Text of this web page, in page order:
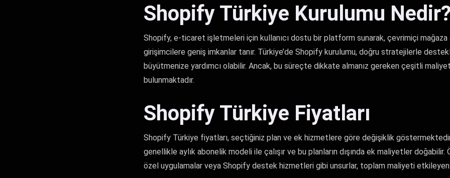
Shopify Türkiye Kurulumu
Shopify, e-ticaret işletmeleri için kullanıcı dostu bir platform sunarak, çevrimiçi
girişimcilere geniş imkanlar tanır. Türkiye’de Shopify kurulumu, doğru stratejilerle
büyütmenize yardımcı olabilir. Ancak, bu süreçte dikkate almanız gereken çeşitli
bulunmaktadır.
Shopify Türkiye Fiyatları
Shopify Türkiye fiyatları, seçtiğiniz plan ve ek hizmetlere göre değişiklik
genellikle aylık abonelik modeli ile çalışır ve bu planların dışında ek maliyetler doğabilir.
özel uygulamalar veya Shopify destek hizmetleri gibi unsurlar, toplam maliyeti